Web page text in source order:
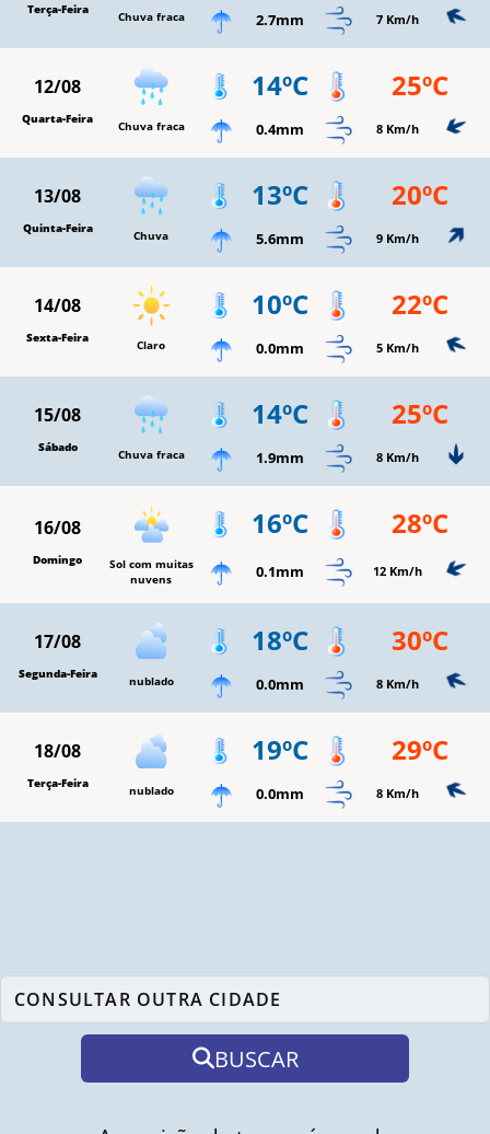
Terça-Feira Chuva fraca 2.7mm 7 Km/h
12/08
Quarta-Feira Chuva fraca
14ºC 25ºC
0.4mm 8 Km/h
13/08
Quinta-Feira Chuva
13ºC 20ºC
5.6mm 9 Km/h
14/08
Sexta-Feira Claro
10ºC 22ºC
0.0mm 5 Km/h
15/08
Sábado Chuva fraca
14ºC 25ºC
1.9mm 8 Km/h
16/08
Domingo
Sol com muitas
nuvens
16ºC 28ºC
0.1mm 12 Km/h
17/08
Segunda-Feira nublado
18ºC 30ºC
0.0mm 8 Km/h
18/08
Terça-Feira nublado
19ºC 29ºC
0.0mm 8 Km/h
BUSCAR